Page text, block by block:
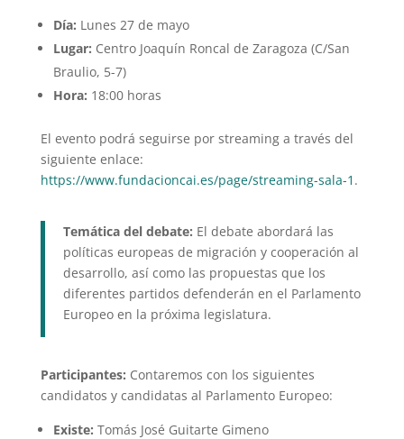
Día: Lunes 27 de mayo
Lugar: Centro Joaquín Roncal de Zaragoza (C/San
Braulio, 5-7)
Hora: 18:00 horas
El evento podrá seguirse por streaming a través del
siguiente enlace:
https://www.fundacioncai.es/page/streaming-sala-1 .
Temática del debate: El debate abordará las
políticas europeas de migración y cooperación al
desarrollo, así como las propuestas que los
diferentes partidos defenderán en el Parlamento
Europeo en la próxima legislatura.
Participantes: Contaremos con los siguientes
candidatos y candidatas al Parlamento Europeo:
Existe: Tomás José Guitarte Gimeno